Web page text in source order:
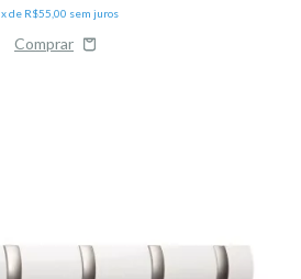
x de R$55,00 sem juros